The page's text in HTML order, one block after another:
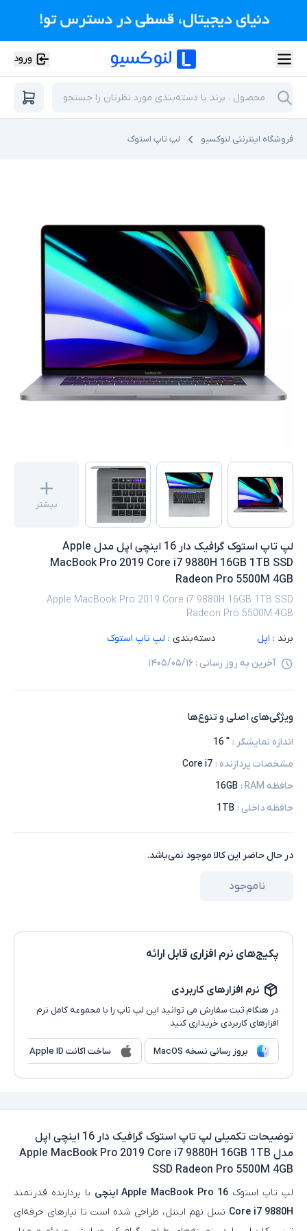
ورود
فروشگاه اینترنتی لنوکسیو لپ تاپ استوک
بیشتر
لپ تاپ استوک گرافیک دار 16 اینچی اپل مدل Apple
MacBook Pro 2019 Core i7 9880H 16GB 1TB SSD
Radeon Pro 5500M 4GB
Apple MacBook Pro 2019 Core i7 9880H 16GB 1TB SSD
Radeon Pro 5500M 4GB
برند : اپل دسته‌بندی : لپ تاپ استوک
آخرین به روز رسانی : ۱۴۰۵/۰۵/۱۶
ویژگی‌های اصلی و تنوع‌ها
اندازه نمایشگر :
" 16
مشخصات پردازنده :
Core i7
حافظه RAM
:
16GB
حافظه داخلی :
1TB
در حال حاضر این کالا موجود نمی‌باشد.
ناموجود
پکیج‌های نرم افزاری قابل ارائه
نرم افزارهای کاربردی
در هنگام ثبت سفارش می توانید این لپ تاپ را با مجموعه کامل نرم
افزارهای کاربردی خریداری کنید.
بروز رسانی نسخه MacOS ساخت اکانت Apple ID
توضیحات تکمیلی
لپ تاپ استوک گرافیک دار 16 اینچی اپل
مدل Apple MacBook Pro 2019 Core i7 9880H 16GB 1TB
SSD Radeon Pro 5500M 4GB
لپ‌ تاپ استوکApple MacBook Pro 16 اینچی
با پردازنده قدرتمند
Core i7 9880H نسل نهم اینتل، طراحی شده است تا نیازهای حرفه‌ای‌